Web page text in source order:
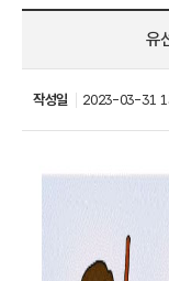
유
작성일 2023-03-31